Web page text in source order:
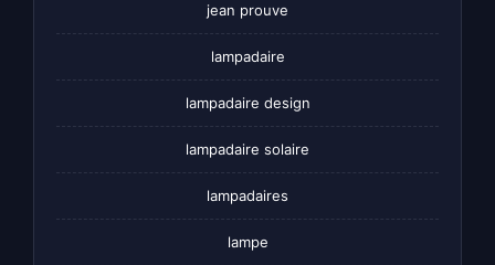
jean prouve
lampadaire
lampadaire design
lampadaire solaire
lampadaires
lampe